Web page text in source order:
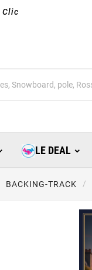
Clic
LE DEAL
BACKING-TRACK